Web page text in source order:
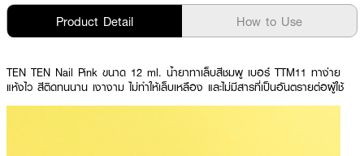
Product Detail How to Use
TEN TEN Nail Pink ขนาด 12 ml. น้ำยาทาเล็บสีชมพู เบอร์ TTM11 ทาง่าย
แห้งไว สีติดทนนาน เงางาม ไม่ทำให้เล็บเหลือง และไม่มีสารที่เป็นอันตรายต่อผู้ใช้